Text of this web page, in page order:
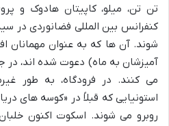
تن تن، میلو، کاپیتان هادوک و
کنفرانس بین المللی فضانوردی در
شوند. آن ها که به عنوان مهمانان
آمیزشان به ماه) دعوت شده اند، در
می کنند. در فرودگاه، به طور
استونیایی که قبلاً در «کوسه های
روبرو می شوند. اسکوت اکنون